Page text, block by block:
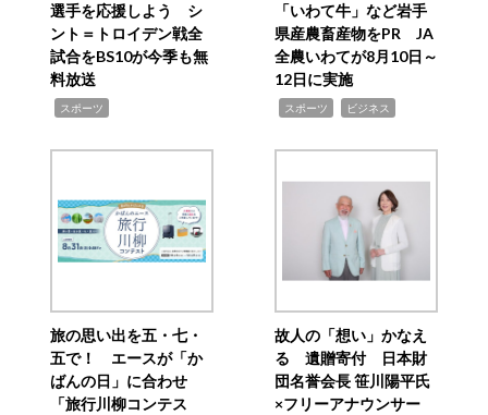
選手を応援しよう シ
ント＝トロイデン戦全
試合をBS10が今季も無
料放送
スポーツ
「いわて牛」など岩手
県産農畜産物をPR JA
全農いわてが8月10日～
12日に実施
スポーツ ビジネス
旅の思い出を五・七・
五で！ エースが「か
ばんの日」に合わせ
「旅行川柳コンテス
故人の「想い」かなえ
る 遺贈寄付 日本財
団名誉会長 笹川陽平氏
×フリーアナウンサー